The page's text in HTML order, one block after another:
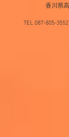
香川県
TEL 087-805-